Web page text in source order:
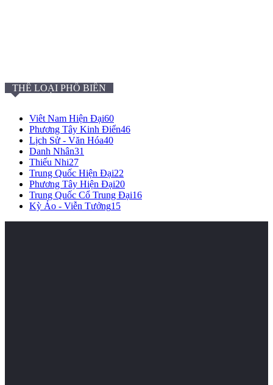
THỂ LOẠI PHỔ BIẾN
Viêt Nam Hiện Đại60
Phương Tây Kinh Điển46
Lịch Sử - Văn Hóa40
Danh Nhân31
Thiếu Nhi27
Trung Quốc Hiện Đại22
Phương Tây Hiện Đại20
Trung Quốc Cổ Trung Đại16
Kỳ Ảo - Viễn Tưởng15